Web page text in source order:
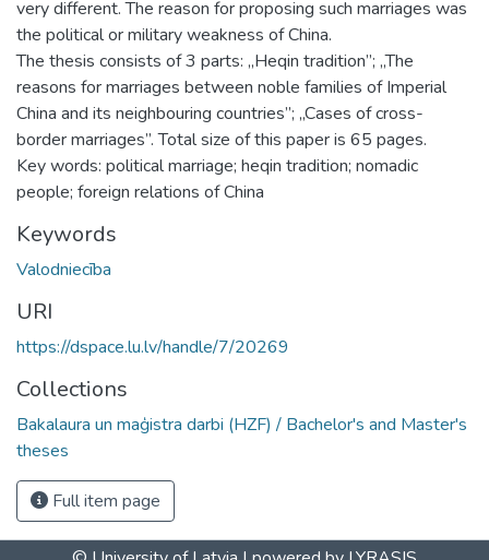
very different. The reason for proposing such marriages was
the political or military weakness of China.
The thesis consists of 3 parts: „Heqin tradition”; „The
reasons for marriages between noble families of Imperial
China and its neighbouring countries”; „Cases of cross-
border marriages”. Total size of this paper is 65 pages.
Key words: political marriage; heqin tradition; nomadic
people; foreign relations of China
Keywords
Valodniecība
URI
https://dspace.lu.lv/handle/7/20269
Collections
Bakalaura un maģistra darbi (HZF) / Bachelor's and Master's
theses
Full item page